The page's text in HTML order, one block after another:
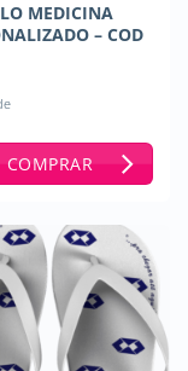
MEDICINA
– COD
COMPRAR